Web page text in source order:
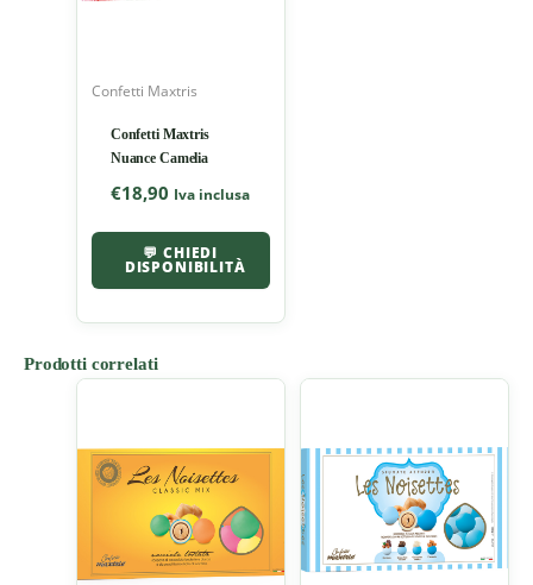
Confetti Maxtris
Confetti Maxtris
Nuance Camelia
€18,90 Iva inclusa
💬 CHIEDI
DISPONIBILITÀ
Prodotti correlati